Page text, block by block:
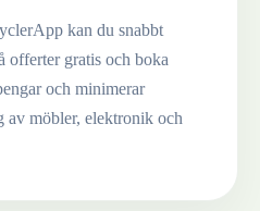
kan du snabbt
offerter gratis och boka
och minimerar
av möbler, elektronik och